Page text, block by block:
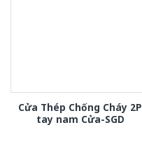
Cửa Thép Chống Cháy 2P
tay nam Cửa-SGD